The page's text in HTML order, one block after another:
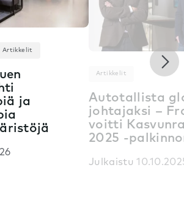
Artikkelit
ja
Artikkelit
Autotallista
johtajaksi –
voitti
2025 -
Julkaistu